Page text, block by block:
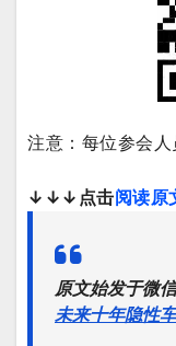
注意：每位参会人
↓↓↓点击阅读原
原文始发于微
未来十年隐性